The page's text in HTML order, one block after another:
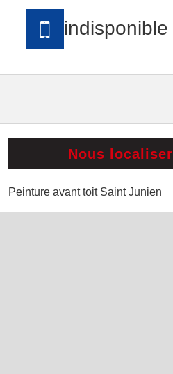
indisponible
Nous localiser
Peinture avant toit Saint Junien